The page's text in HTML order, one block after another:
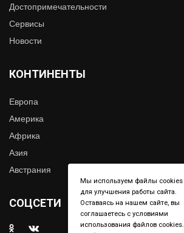
Достопримечательности
Сервисы
Новости
КОНТИНЕНТЫ
Европа
Америка
Африка
Азия
Австрания
СОЦСЕТИ
Мы используем файлы cookies
для улучшения работы сайта.
Оставаясь на нашем сайте, вы
соглашаетесь с условиями
использования файлов cookies.